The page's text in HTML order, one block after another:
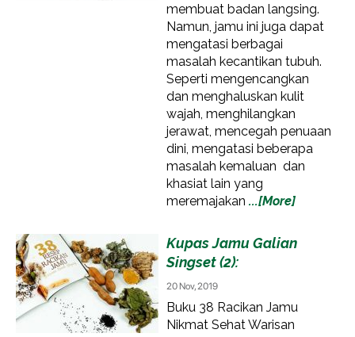
membuat badan langsing.
Namun, jamu ini juga dapat
mengatasi berbagai
masalah kecantikan tubuh.
Seperti mengencangkan
dan menghaluskan kulit
wajah, menghilangkan
jerawat, mencegah penuaan
dini, mengatasi beberapa
masalah kemaluan dan
khasiat lain yang
meremajakan ...[More]
Kupas Jamu Galian
Singset (2):
20 Nov, 2019
Buku 38 Racikan Jamu
Nikmat Sehat Warisan